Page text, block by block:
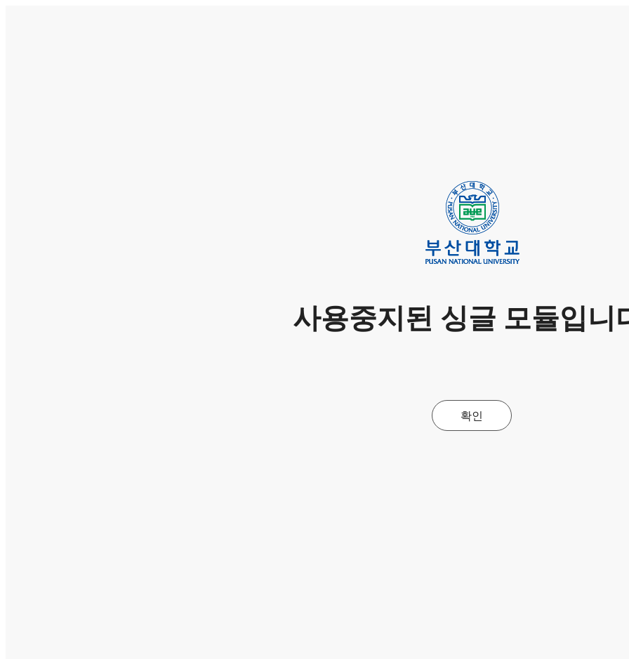
사용중지된 싱글 모듈입니